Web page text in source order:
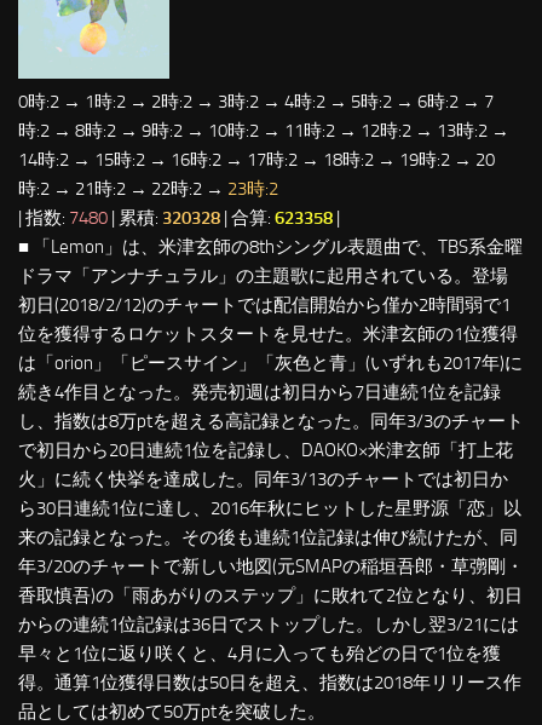
0時:2 → 1時:2 → 2時:2 → 3時:2 → 4時:2 → 5時:2 → 6時:2 → 7
時:2 → 8時:2 → 9時:2 → 10時:2 → 11時:2 → 12時:2 → 13時:2 →
14時:2 → 15時:2 → 16時:2 → 17時:2 → 18時:2 → 19時:2 → 20
時:2 → 21時:2 → 22時:2 → 23時:2
| 指数: 7480 | 累積: 320328 | 合算: 623358 |
■ 「Lemon」は、米津玄師の8thシングル表題曲で、TBS系金曜
ドラマ「アンナチュラル」の主題歌に起用されている。登場
初日(2018/2/12)のチャートでは配信開始から僅か2時間弱で1
位を獲得するロケットスタートを見せた。米津玄師の1位獲得
は「orion」「ピースサイン」「灰色と青」(いずれも2017年)に
続き4作目となった。発売初週は初日から7日連続1位を記録
し、指数は8万ptを超える高記録となった。同年3/3のチャート
で初日から20日連続1位を記録し、DAOKO×米津玄師「打上花
火」に続く快挙を達成した。同年3/13のチャートでは初日か
ら30日連続1位に達し、2016年秋にヒットした星野源「恋」以
来の記録となった。その後も連続1位記録は伸び続けたが、同
年3/20のチャートで新しい地図(元SMAPの稲垣吾郎・草彅剛・
香取慎吾)の「雨あがりのステップ」に敗れて2位となり、初日
からの連続1位記録は36日でストップした。しかし翌3/21には
早々と1位に返り咲くと、4月に入っても殆どの日で1位を獲
得。通算1位獲得日数は50日を超え、指数は2018年リリース作
品としては初めて50万ptを突破した。